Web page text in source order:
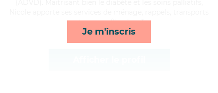
Je m'inscris
et courses/livraison*